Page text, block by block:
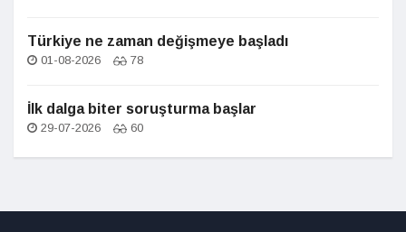
Türkiye ne zaman değişmeye başladı
01-08-2026 78
İlk dalga biter soruşturma başlar
29-07-2026 60